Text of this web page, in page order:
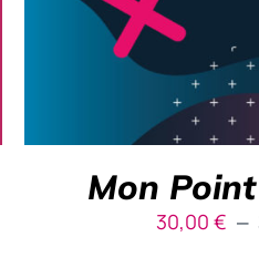
Mon
30,00€